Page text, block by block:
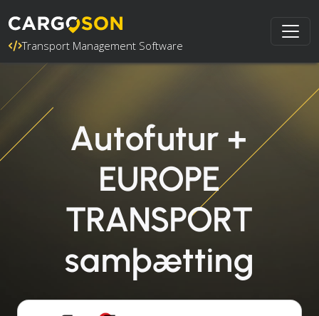
Transport Management Software
Autofutur +
EUROPE
TRANSPORT
samþætting